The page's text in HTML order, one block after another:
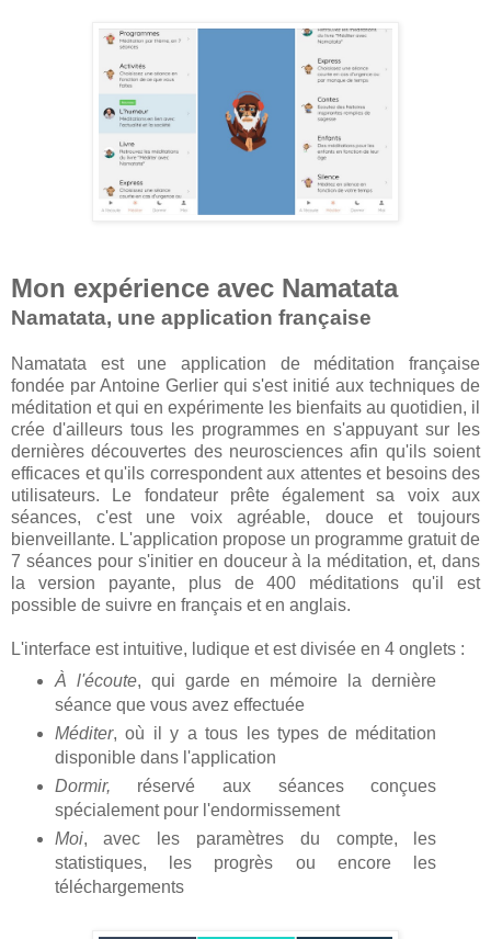
Mon expérience avec Namatata
Namatata, une application française
Namatata est une application de méditation française
fondée par Antoine Gerlier qui s'est initié aux techniques de
méditation et qui en expérimente les bienfaits au quotidien, il
crée d'ailleurs tous les programmes en s'appuyant sur les
dernières découvertes des neurosciences afin qu'ils soient
efficaces et qu'ils correspondent aux attentes et besoins des
utilisateurs. Le fondateur prête également sa voix aux
séances, c'est une voix agréable, douce et toujours
bienveillante. L'application propose un programme gratuit de
7 séances pour s'initier en douceur à la méditation, et, dans
la version payante, plus de 400 méditations qu'il est
possible de suivre en français et en anglais.
L'interface est intuitive, ludique et est divisée en 4 onglets :
À l'écoute, qui garde en mémoire la dernière
séance que vous avez effectuée
Méditer, où il y a tous les types de méditation
disponible dans l'application
Dormir, réservé aux séances conçues
spécialement pour l'endormissement
Moi, avec les paramètres du compte, les
statistiques, les progrès ou encore les
téléchargements